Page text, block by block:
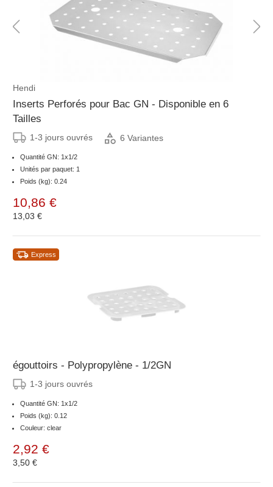
Hendi
Inserts Perforés pour Bac GN - Disponible en 6
Tailles
1-3 jours ouvrés 6 Variantes
Quantité GN: 1x1/2
Unités par paquet: 1
Poids (kg): 0.24
10,86 €
13,03 €
Express
égouttoirs - Polypropylène - 1/2GN
1-3 jours ouvrés
Quantité GN: 1x1/2
Poids (kg): 0.12
Couleur: clear
2,92 €
3,50 €